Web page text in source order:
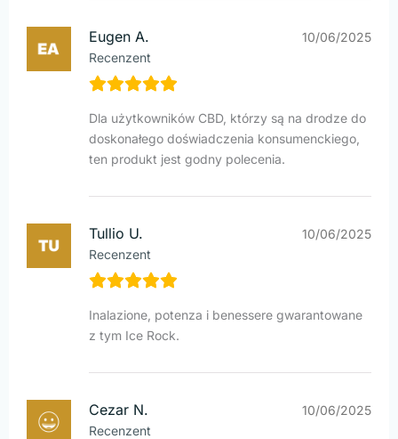
Eugen A.
Recenzent
10/06/2025
Dla użytkowników CBD, którzy są na drodze do
doskonałego doświadczenia konsumenckiego,
ten produkt jest godny polecenia.
Tullio U.
Recenzent
10/06/2025
Inalazione, potenza i benessere gwarantowane
z tym Ice Rock.
Cezar N.
Recenzent
10/06/2025